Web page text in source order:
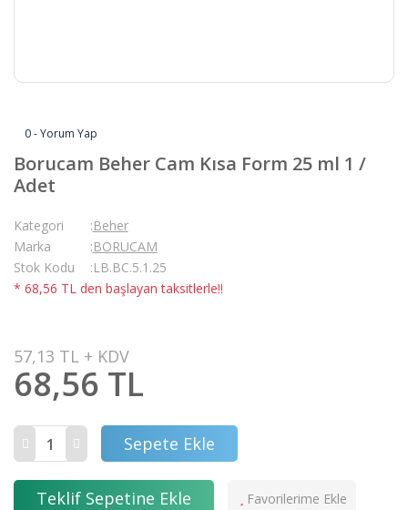
0 - Yorum Yap
Borucam Beher Cam Kısa Form 25 ml 1 /
Adet
Kategori
Beher
Marka
BORUCAM
Stok Kodu
LB.BC.5.1.25
* 68,56 TL den başlayan taksitlerle!!
57,13 TL + KDV
68,56 TL
Sepete Ekle
Teklif Sepetine Ekle